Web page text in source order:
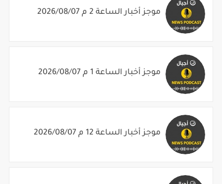
موجز أخبار الساعة 2 م 2026/08/07
موجز أخبار الساعة 1 م 2026/08/07
موجز أخبار الساعة 12 م 2026/08/07